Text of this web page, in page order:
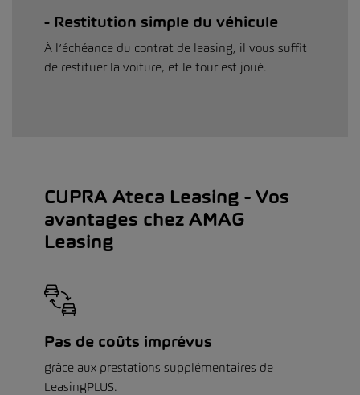
Restitution simple du véhicule
À l’échéance du contrat de leasing, il vous suffit
de restituer la voiture, et le tour est joué.
CUPRA Ateca Leasing - Vos
avantages chez AMAG
Leasing
Pas de coûts imprévus
grâce aux prestations supplémentaires de
LeasingPLUS.